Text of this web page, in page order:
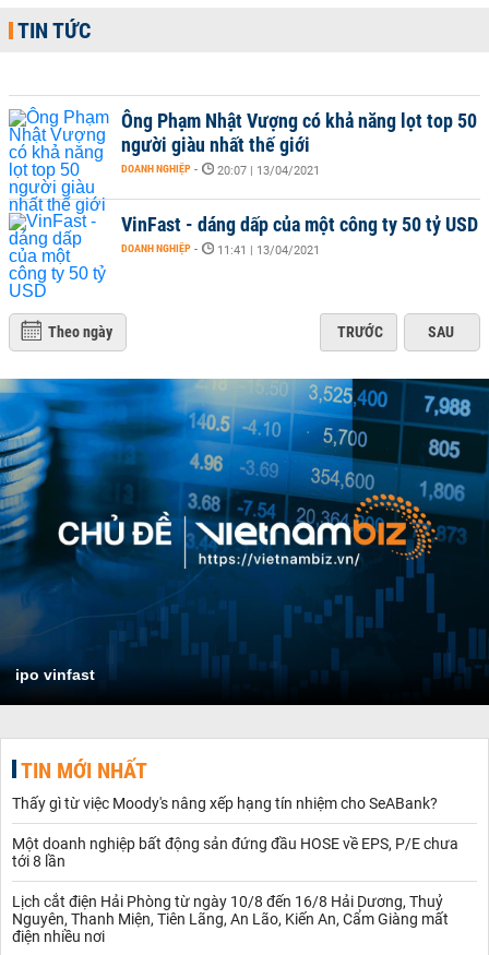
TIN TỨC
Ông Phạm Nhật Vượng có khả năng lọt top 50
người giàu nhất thế giới
DOANH NGHIỆP - 20:07 | 13/04/2021
VinFast - dáng dấp của một công ty 50 tỷ USD
DOANH NGHIỆP - 11:41 | 13/04/2021
Theo ngày TRƯỚC SAU
ipo vinfast
TIN MỚI NHẤT
Thấy gì từ việc Moody's nâng xếp hạng tín nhiệm cho SeABank?
Một doanh nghiệp bất động sản đứng đầu HOSE về EPS, P/E chưa
tới 8 lần
Lịch cắt điện Hải Phòng từ ngày 10/8 đến 16/8 Hải Dương, Thuỷ
Nguyên, Thanh Miện, Tiên Lãng, An Lão, Kiến An, Cẩm Giàng mất
điện nhiều nơi